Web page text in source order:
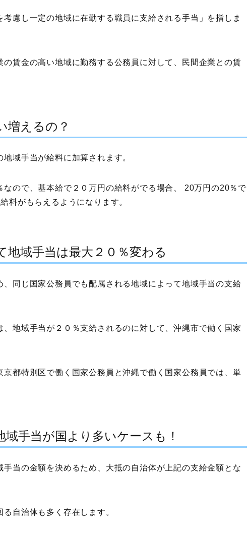
考慮し一定の地域に在勤する職員に支給される手当」 を指しま
の賃金の高い地域に勤務する公務員に対して、民間企業との賃
増えるの？
域手当が給料に加算されます。
ので、基本給で２０万円の給料がでる場合、 20万円の20％で
料がもらえるようになります。
地域手当は最大２０％変わる
同じ国家公務員でも配属される地域によって地域手当の支給
地域手当が２０％支給されるのに対して、沖縄市で働く国家
都特別区で働く国家公務員と沖縄で働く国家公務員では、単
手当が国より多いケースも！
当の金額を決めるため、大抵の自治体が上記の支給金額とな
自治体も多く存在します。